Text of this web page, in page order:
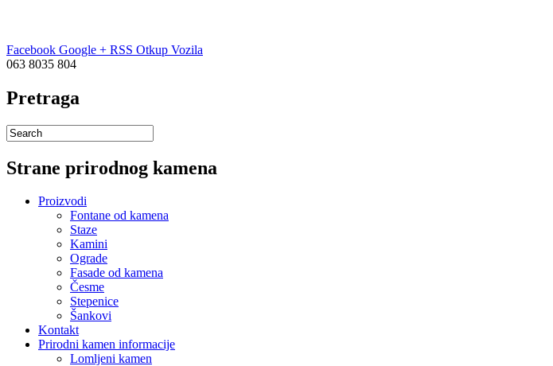
Facebook Google + RSS Otkup Vozila
063 8035 804
Pretraga
Strane prirodnog kamena
Proizvodi
Fontane od kamena
Staze
Kamini
Ograde
Fasade od kamena
Česme
Stepenice
Šankovi
Kontakt
Prirodni kamen informacije
Lomljeni kamen